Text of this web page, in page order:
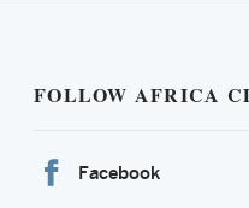
FOLLOW AFRICA
Facebook